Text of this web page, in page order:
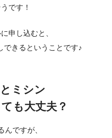
です！
申し込むと、
できるということです♪
ミシン
も大丈夫？
んですが、